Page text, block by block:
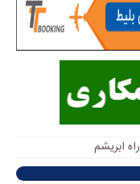
راه ابریشم